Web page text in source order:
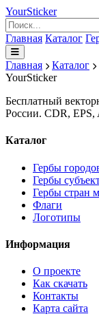
YourSticker
Главная Каталог
Главная Каталог
YourSticker
Бесплатный
России. CDR,
Каталог
Гербы
Гербы
Гербы стран
Флаги
Логотипы
Информация
О проекте
Как скачать
Контакты
Карта сайта